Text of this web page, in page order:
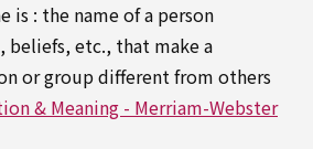
is : the name of a person
beliefs, etc., that make a
or group different from others
& Meaning - Merriam-Webster